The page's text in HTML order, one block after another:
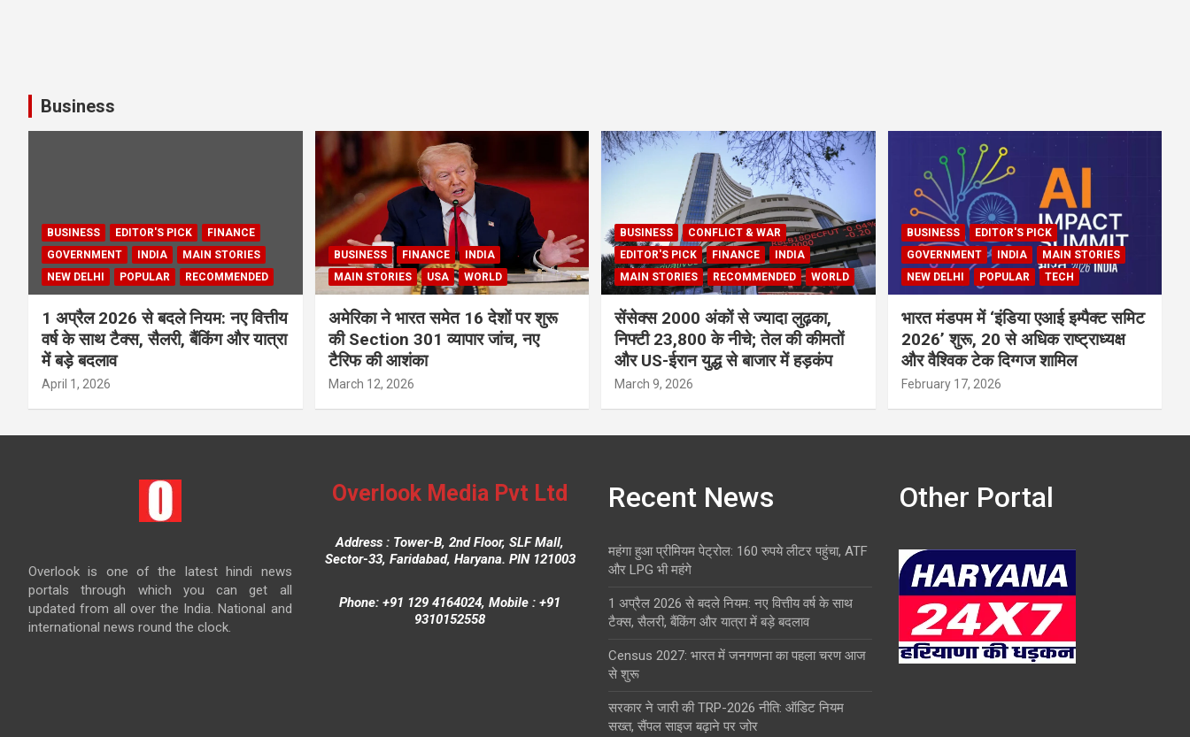
Business
BUSINESS EDITOR'S PICK
FINANCE
GOVERNMENT
INDIA
MAIN STORIES
NEW DELHI
POPULAR RECOMMENDED
1 अप्रैल 2026 से बदले नियम: नए वित्तीय
वर्ष के साथ टैक्स, सैलरी, बैंकिंग और यात्रा
में बड़े बदलाव
April 1, 2026
BUSINESS FINANCE
INDIA
MAIN STORIES
USA WORLD
अमेरिका ने भारत समेत 16 देशों पर शुरू
की Section 301 व्यापार जांच, नए
टैरिफ की आशंका
March 12, 2026
BUSINESS
CONFLICT & WAR
EDITOR'S PICK
FINANCE
INDIA
MAIN STORIES
RECOMMENDED WORLD
सेंसेक्स 2000 अंकों से ज्यादा लुढ़का,
निफ्टी 23,800 के नीचे; तेल की कीमतों
और US-ईरान युद्ध से बाजार में हड़कंप
March 9, 2026
BUSINESS
EDITOR'S PICK
GOVERNMENT
INDIA
MAIN STORIES
NEW DELHI
POPULAR TECH
भारत मंडपम में ‘इंडिया एआई इम्पैक्ट समिट
2026’ शुरू, 20 से अधिक राष्ट्राध्यक्ष
और वैश्विक टेक दिग्गज शामिल
February 17, 2026
Overlook is one of the latest hindi news
portals through which you can get all
updated from all over the India. National and
international news round the clock.
Overlook Media Pvt Ltd
Address : Tower-B, 2nd Floor, SLF Mall,
Sector-33, Faridabad, Haryana. PIN 121003
Phone: +91 129 4164024, Mobile : +91
9310152558
Recent News
महंगा हुआ प्रीमियम पेट्रोल: 160 रुपये लीटर पहुंचा, ATF
और LPG भी महंगे
1 अप्रैल 2026 से बदले नियम: नए वित्तीय वर्ष के साथ
टैक्स, सैलरी, बैंकिंग और यात्रा में बड़े बदलाव
Census 2027: भारत में जनगणना का पहला चरण आज
से शुरू
सरकार ने जारी की TRP-2026 नीति: ऑडिट नियम
सख्त, सैंपल साइज बढ़ाने पर जोर
Other Portal